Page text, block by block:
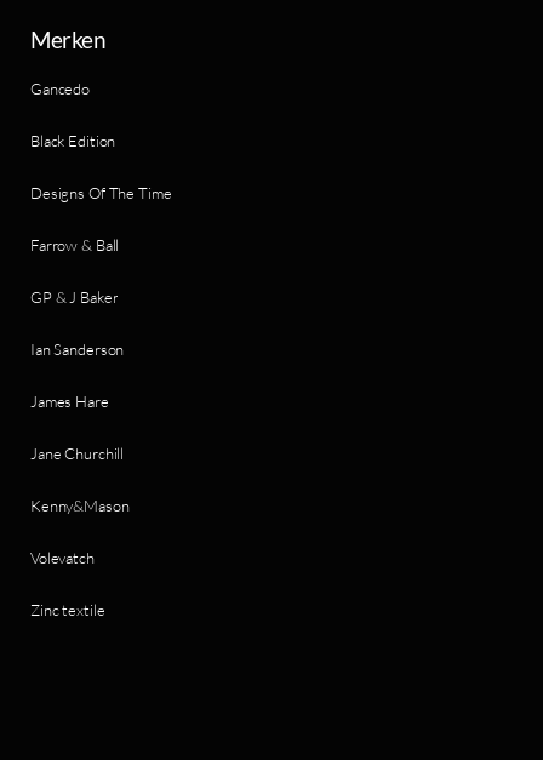
Merken
Gancedo
Black Edition
Designs Of The Time
Farrow & Ball
GP & J Baker
Ian Sanderson
James Hare
Jane Churchill
Kenny&Mason
Volevatch
Zinc textile